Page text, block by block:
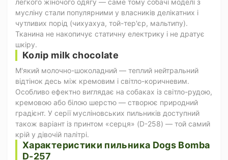
легкого жіночого одягу — саме тому собачі моделі з
мусліну стали популярними у власників делікатних і
чутливих порід (чихуахуа, той-тер'єр, мальтипу).
Тканина не накопичує статичну електрику і не дратує
шкіру.
Колір milk chocolate
М'який молочно-шоколадний — теплий нейтральний
відтінок десь між кремовим і світло-коричневим.
Особливо ефектно виглядає на собаках із світло-рудою,
кремовою або білою шерстю — створює природний
градієнт. У серії мусліновських пильників доступний
також варіант із принтом «серця» (D-258) — той самий
крій у дівочій палітрі.
Характеристики пильника Dogs Bomba
D-257